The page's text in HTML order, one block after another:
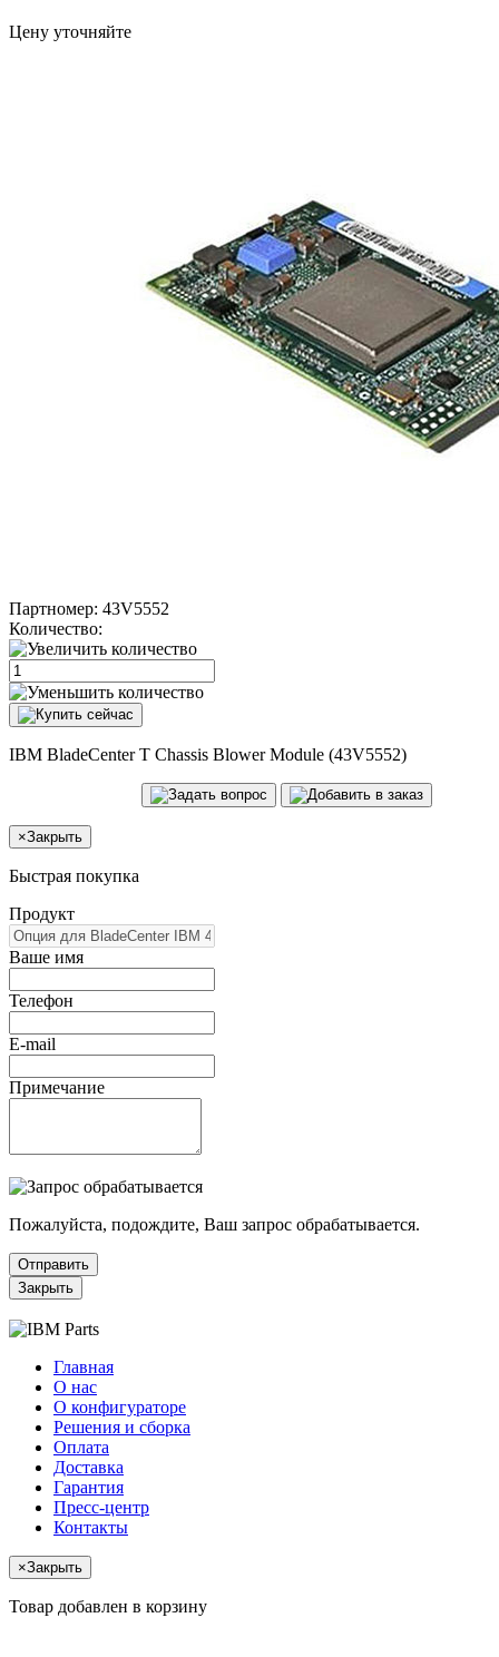
Цену уточняйте
Партномер: 43V5552
Количество:
IBM BladeCenter T Chassis Blower Module (43V5552)
×Закрыть
Быстрая покупка
Продукт
Ваше имя
Телефон
E-mail
Примечание
Пожалуйста, подождите, Ваш запрос обрабатывается.
Отправить
Закрыть
Главная
О нас
О конфигураторе
Решения и сборка
Оплата
Доставка
Гарантия
Пресс-центр
Контакты
×Закрыть
Товар добавлен в корзину